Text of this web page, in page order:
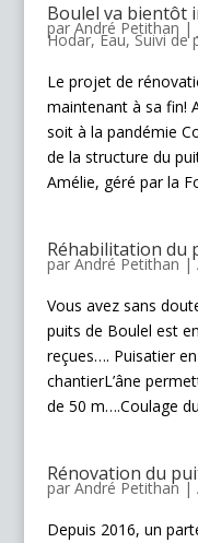
Boulel va bientôt
par André Petithan |
Hodar,Eau,Suivi de
Le projet de
maintenant à sa fin!
soit à la pandémie
de la structure du
Amélie, géré par la
Réhabilitation du
par André Petithan |
Vous avez sans
puits de Boulel est
reçues…. Puisatier
chantierL’âne
de 50 m….Coulage
Rénovation du
par André Petithan |
Depuis 2016, un